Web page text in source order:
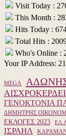
Visit Today :
This Month :
Hits Today :
Total Hits :
Who's Online :
Your IP Address:
MEGA
ΓΕΝΟΚΤΟΝΙΑ
ΔΗΜΗΤΡΗΣ
ΕΚΛΟΓΕΣ 2023
ΙΣΡΑΗΛ